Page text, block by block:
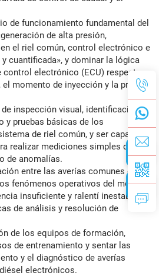
de funcionamiento fundamental del
de alta presión,
el riel común, control electrónico e
cuantificada», y dominar la lógica
electrónico (ECU) respecto a
el momento de inyección y la presión
inspección visual, identificación
y pruebas básicas de los
de riel común, y ser capaz de
realizar mediciones simples de
de anomalías.
entre las averías comunes del
fenómenos operativos del motor
insuficiente y ralentí inestable), y
de análisis y resolución de
de los equipos de formación,
de entrenamiento y sentar las
y el diagnóstico de averías
electrónicos.